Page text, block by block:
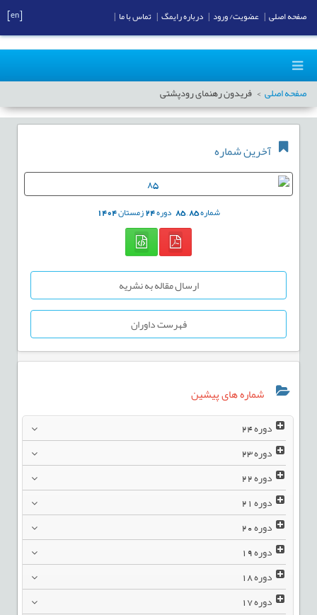
صفحه اصلی فریدون رهنمای رودپشتی
آخرین شماره
شماره85
,
85 دوره24زمستان1404
ارسال مقاله به نشریه
فهرست داوران
شماره های پیشین
دوره24
دوره23
دوره22
دوره21
دوره20
دوره19
دوره18
دوره17
صفحه اصلی عضویت/ ورود درباره رایمگ تماس با ما